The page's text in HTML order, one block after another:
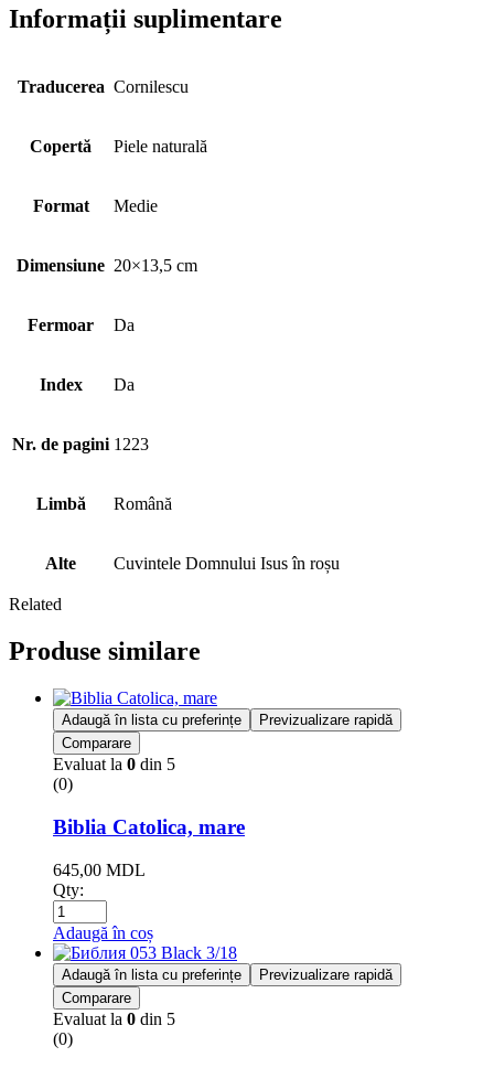
Informații suplimentare
Traducerea Cornilescu
Copertă Piele naturală
Format Medie
Dimensiune 20×13,5 cm
Fermoar Da
Index Da
Nr. de pagini 1223
Limbă Română
Alte Cuvintele Domnului Isus în roșu
Related
Produse similare
Adaugă în lista cu preferințe
Previzualizare rapidă
Comparare
Evaluat la 0 din 5
(0)
Biblia Catolica, mare
645,00 MDL
Qty:
Adaugă în coș
Adaugă în lista cu preferințe
Previzualizare rapidă
Comparare
Evaluat la 0 din 5
(0)